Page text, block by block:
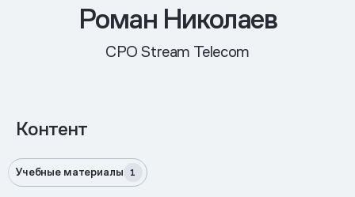
Роман Николаев
CPO Stream Telecom
Контент
Учебные материалы 1